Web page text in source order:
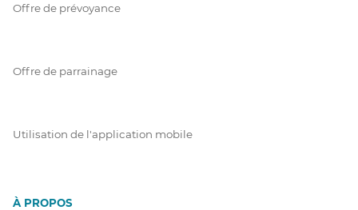
Offre de prévoyance
Offre de parrainage
Utilisation de l'application mobile
À PROPOS